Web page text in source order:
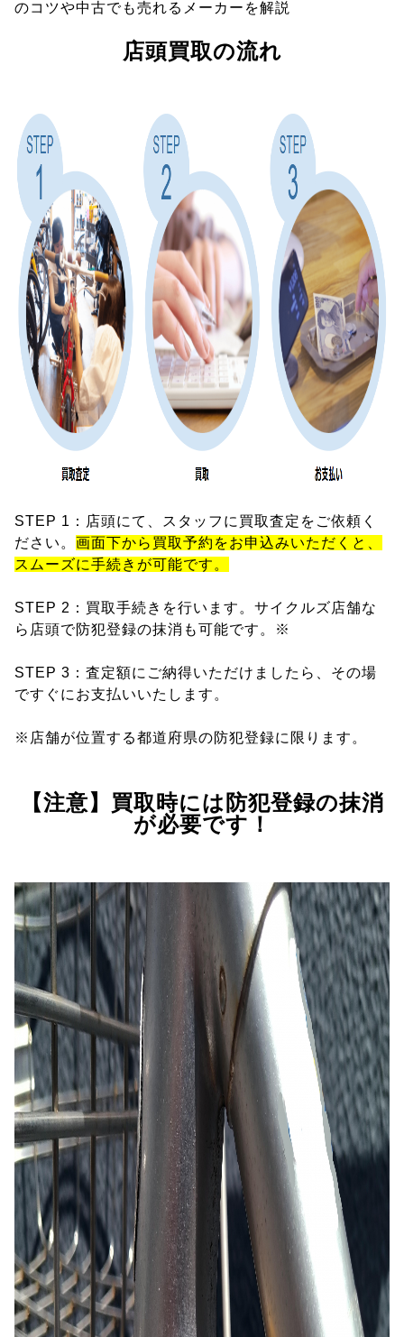
のコツや中古でも売れるメーカーを解説
店頭買取の流れ
STEP 1：店頭にて、スタッフに買取査定をご依頼く
ださい。 画面下から買取予約をお申込みいただくと、
スムーズに手続きが可能です。
STEP 2：買取手続きを行います。サイクルズ店舗な
ら店頭で防犯登録の抹消も可能です。※
STEP 3：査定額にご納得いただけましたら、その場
ですぐにお支払いいたします。
※店舗が位置する都道府県の防犯登録に限ります。
【注意】買取時には防犯登録の抹消
が必要です！